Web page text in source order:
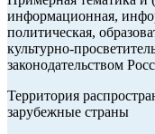
информационная,
политическая,
культурно-
законодательством
Территория
зарубежные страны